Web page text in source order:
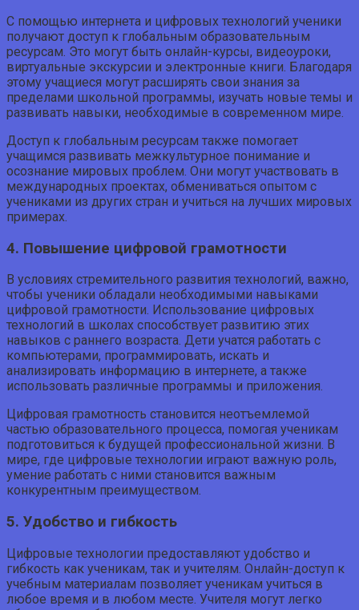
С помощью интернета и цифровых технологий ученики
получают доступ к глобальным образовательным
ресурсам. Это могут быть онлайн-курсы, видеоуроки,
виртуальные экскурсии и электронные книги. Благодаря
этому учащиеся могут расширять свои знания за
пределами школьной программы, изучать новые темы и
развивать навыки, необходимые в современном мире.
Доступ к глобальным ресурсам также помогает
учащимся развивать межкультурное понимание и
осознание мировых проблем. Они могут участвовать в
международных проектах, обмениваться опытом с
учениками из других стран и учиться на лучших мировых
примерах.
4. Повышение цифровой грамотности
В условиях стремительного развития технологий, важно,
чтобы ученики обладали необходимыми навыками
цифровой грамотности. Использование цифровых
технологий в школах способствует развитию этих
навыков с раннего возраста. Дети учатся работать с
компьютерами, программировать, искать и
анализировать информацию в интернете, а также
использовать различные программы и приложения.
Цифровая грамотность становится неотъемлемой
частью образовательного процесса, помогая ученикам
подготовиться к будущей профессиональной жизни. В
мире, где цифровые технологии играют важную роль,
умение работать с ними становится важным
конкурентным преимуществом.
5. Удобство и гибкость
Цифровые технологии предоставляют удобство и
гибкость как ученикам, так и учителям. Онлайн-доступ к
учебным материалам позволяет ученикам учиться в
любое время и в любом месте. Учителя могут легко